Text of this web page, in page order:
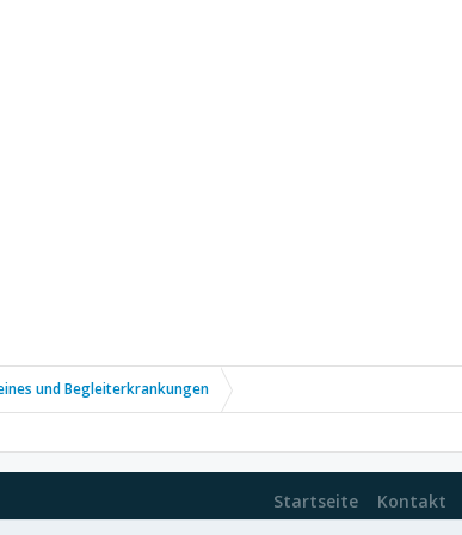
und Begleiterkrankungen
Startseite Kontakt